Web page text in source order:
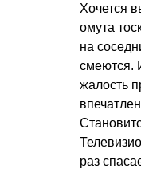
Хочется
омута
на
смеются.
жалость
раз